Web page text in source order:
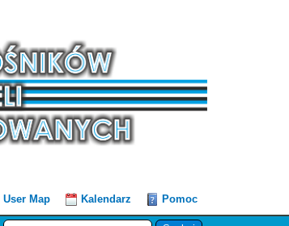
User Map Kalendarz Pomoc